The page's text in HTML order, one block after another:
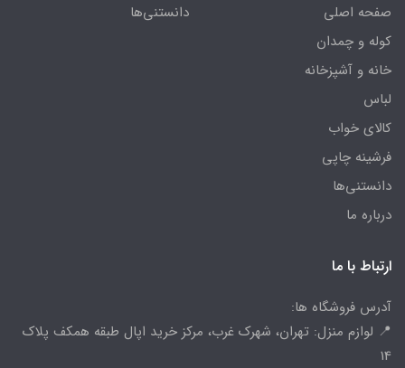
صفحه اصلی
کوله و چمدان
خانه و آشپزخانه
لباس
کالای خواب
فرشینه چاپی
دانستنی‌ها
درباره ما
دانستنی‌ها
ارتباط با ما
آدرس فروشگاه ها:
📍 لوازم منزل: تهران، شهرک غرب، مرکز خرید اپال طبقه همکف پلاک
14